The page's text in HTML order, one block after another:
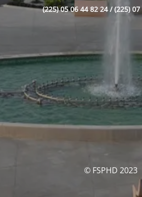
(225) 05 06 44 82 24 / (225)
© FSPHD 2023